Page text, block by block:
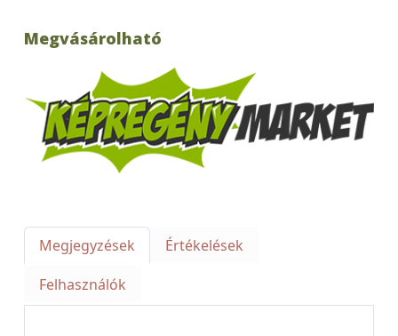
Megvásárolható
Megjegyzések
Értékelések
Felhasználók